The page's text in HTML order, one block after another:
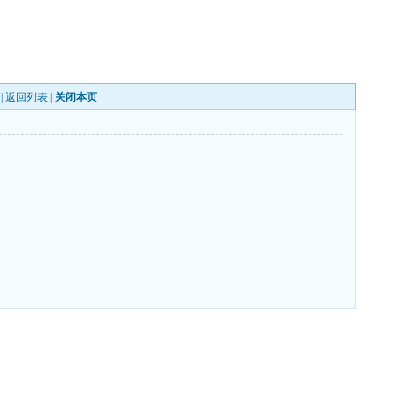
返回列表 关闭本页